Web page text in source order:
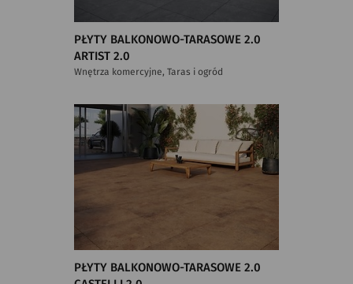
PŁYTY BALKONOWO-TARASOWE 2.0
ARTIST 2.0
Wnętrza komercyjne, Taras i ogród
PŁYTY BALKONOWO-TARASOWE 2.0